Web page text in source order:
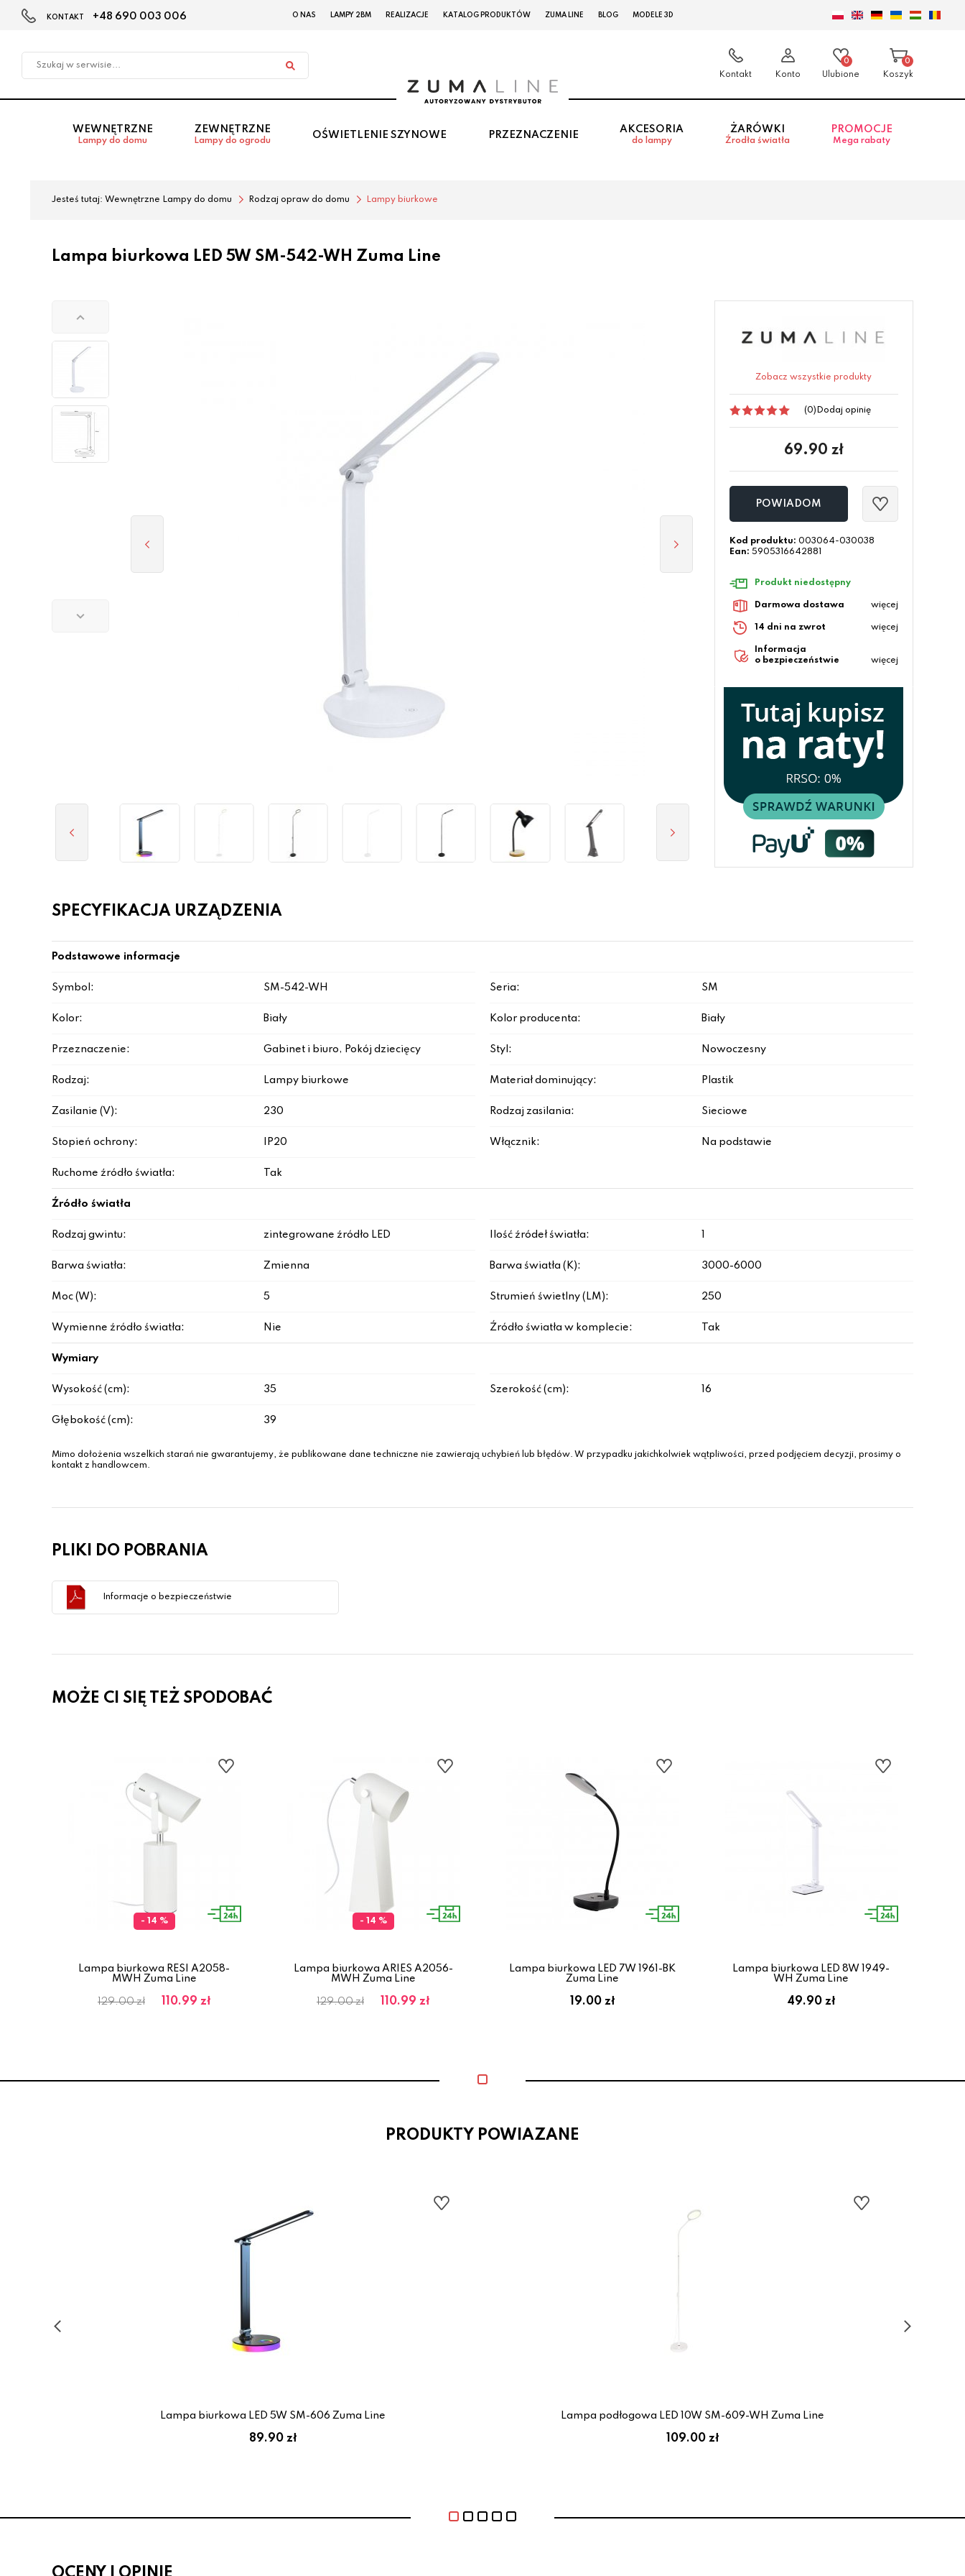
w
KONTAKT +48 690 003 006 O NAS LAMPY 2BM REALIZACJE KATALOG PRODUKTÓW ZUMA LINE BLOG MODELE 3D
Kontakt Konto
0
Ulubione
0
Koszyk
WEWNĘTRZNE
Lampy do domu
ZEWNĘTRZNE
Lampy do ogrodu
OŚWIETLENIE SZYNOWE PRZEZNACZENIE
AKCESORIA
do lampy
ŻARÓWKI
Źrodła światła
PROMOCJE
Mega rabaty
Jesteś tutaj: Wewnętrzne Lampy do domu Rodzaj opraw do domu Lampy biurkowe
Lampa biurkowa LED 5W SM-542-WH Zuma Line
Zobacz wszystkie produkty
(0) Dodaj opinię
69.90 zł
POWIADOM
Kod produktu: 003064-030038
Ean: 5905316642881
Produkt niedostępny
Darmowa dostawa więcej
14 dni na zwrot więcej
Informacja
o bezpieczeństwie
więcej
SPECYFIKACJA URZĄDZENIA
Podstawowe informacje
Symbol: SM-542-WH Seria: SM
Kolor: Biały Kolor producenta: Biały
Przeznaczenie: Gabinet i biuro, Pokój dziecięcy Styl: Nowoczesny
Rodzaj: Lampy biurkowe Materiał dominujący: Plastik
Zasilanie (V): 230 Rodzaj zasilania: Sieciowe
Stopień ochrony: IP20 Włącznik: Na podstawie
Ruchome źródło światła: Tak
Źródło światła
Rodzaj gwintu: zintegrowane źródło LED Ilość źródeł światła:
Barwa światła: Zmienna Barwa światła (K): 3000-6000
Moc (W): 5 Strumień świetlny (LM): 250
Wymienne źródło światła: Nie Źródło światła w komplecie: Tak
Wymiary
Wysokość (cm): 35 Szerokość (cm): 16
Głębokość (cm): 39
Mimo dołożenia wszelkich starań nie gwarantujemy, że publikowane dane techniczne nie zawierają uchybień lub błędów. W przypadku jakichkolwiek wątpliwości, przed podjęciem decyzji, prosimy o
kontakt z handlowcem.
PLIKI DO POBRANIA
Informacje o bezpieczeństwie
MOŻE CI SIĘ TEŻ SPODOBAĆ
- 14 %
Lampa biurkowa RESI A2058-
MWH Zuma Line
129.00 zł 110.99 zł
- 14 %
Lampa biurkowa ARIES A2056-
MWH Zuma Line
129.00 zł 110.99 zł
Lampa biurkowa LED 7W 1961-BK
Zuma Line
19.00 zł
Lampa biurkowa LED 8W 1949-
WH Zuma Line
49.90 zł
PRODUKTY POWIAZANE
Lampa biurkowa LED 5W SM-606 Zuma Line
89.90 zł
Lampa podłogowa LED 10W SM-609-WH Zuma Line
109.00 zł